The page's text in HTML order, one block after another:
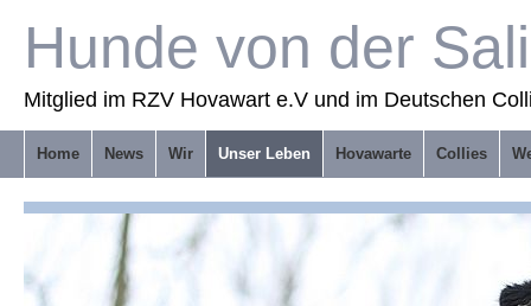
Hunde von der
Mitglied im RZV Hovawart e.V und im Deutschen
Home News Wir Unser Leben Hovawarte Collies